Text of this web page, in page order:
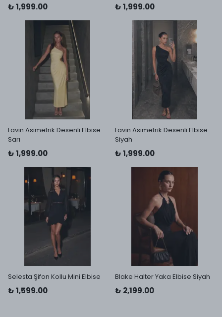
₺ 1,999.00 ₺ 1,999.00
Lavin Asimetrik Desenli Elbise
Sarı
₺ 1,999.00
Lavin Asimetrik Desenli Elbise
Siyah
₺ 1,999.00
Selesta Şifon Kollu Mini Elbise
₺ 1,599.00
Blake Halter Yaka Elbise Siyah
₺ 2,199.00